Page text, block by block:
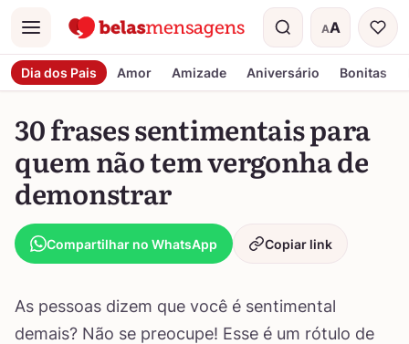
Menu AA
Tamanho do
Dia dos Pais Amor Amizade Aniversário Bonitas
30 frases sentimentais para
quem não tem vergonha de
demonstrar
Compartilhar no WhatsApp Copiar link
As pessoas dizem que você é sentimental
demais? Não se preocupe! Esse é um rótulo de